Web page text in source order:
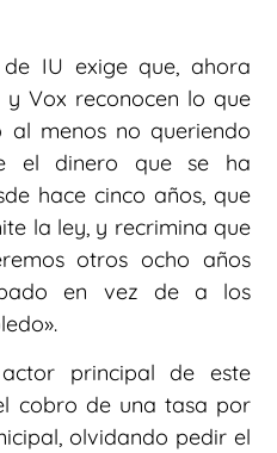
IU exige que, ahora
Vox reconocen lo que
menos no queriendo
el dinero que se ha
hace cinco años, que
la ley, y recrimina que
otros ocho años
en vez de a los
principal de este
cobro de una tasa por
olvidando pedir el